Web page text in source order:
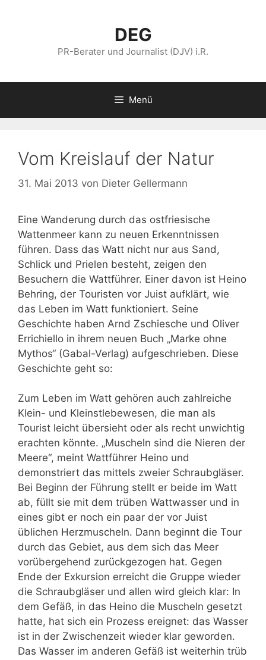
DEG
PR-Berater und Journalist (DJV) i.R.
Menü
Vom Kreislauf der Natur
31. Mai 2013 von Dieter Gellermann
Eine Wanderung durch das ostfriesische
Wattenmeer kann zu neuen Erkenntnissen
führen. Dass das Watt nicht nur aus Sand,
Schlick und Prielen besteht, zeigen den
Besuchern die Wattführer. Einer davon ist Heino
Behring, der Touristen vor Juist aufklärt, wie
das Leben im Watt funktioniert. Seine
Geschichte haben Arnd Zschiesche und Oliver
Errichiello in ihrem neuen Buch „Marke ohne
Mythos“ (Gabal-Verlag) aufgeschrieben. Diese
Geschichte geht so:
Zum Leben im Watt gehören auch zahlreiche
Klein- und Kleinstlebewesen, die man als
Tourist leicht übersieht oder als recht unwichtig
erachten könnte. „Muscheln sind die Nieren der
Meere“, meint Wattführer Heino und
demonstriert das mittels zweier Schraubgläser.
Bei Beginn der Führung stellt er beide im Watt
ab, füllt sie mit dem trüben Wattwasser und in
eines gibt er noch ein paar der vor Juist
üblichen Herzmuscheln. Dann beginnt die Tour
durch das Gebiet, aus dem sich das Meer
vorübergehend zurückgezogen hat. Gegen
Ende der Exkursion erreicht die Gruppe wieder
die Schraubgläser und allen wird gleich klar: In
dem Gefäß, in das Heino die Muscheln gesetzt
hatte, hat sich ein Prozess ereignet: das Wasser
ist in der Zwischenzeit wieder klar geworden.
Das Wasser im anderen Gefäß ist weiterhin trüb